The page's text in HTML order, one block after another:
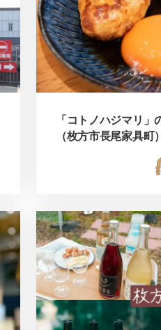
「コトノハジマリ
（枚方市長尾家具町